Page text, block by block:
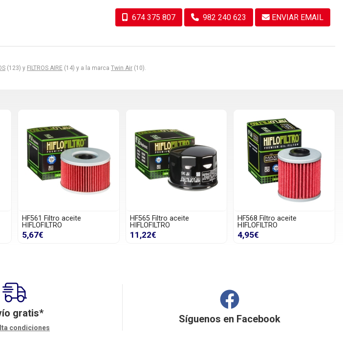
(123) y FILTROS AIRE (14) y a la marca Twin Air (10).
674 375 807 982 240 623 ENVIAR EMAIL
HF561 Filtro aceite
HIFLOFILTRO
5,67€
HF565 Filtro aceite
HIFLOFILTRO
11,22€
HF568 Filtro aceite
HIFLOFILTRO
4,95€
gratis*
condiciones
Síguenos en Facebook